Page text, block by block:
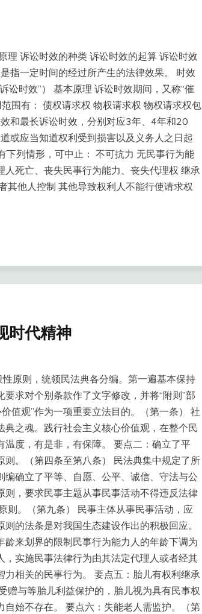
理 诉讼时效的种类 诉讼时效的起算 诉讼时效
指一定时间的经过所产生的法律效果。 时效
讼时效”） 基本原理 诉讼时效期间，又称“催
围有： 债权请求权 物权请求权 物权请求权包
和最长诉讼时效，分别对应3年、4年和20
或应当知道权利受到损害以及义务人之日起
列情形，可中止： 不可抗力 无民事行为能
死亡、丧失民事行为能力、丧失代理权 继承
其他人控制 其他导致权利人不能行使请求权
时代精神
原则，统领民法典各分编。第一遍基本保持
求对个别条款作了文字修改，并将“附则”部
值观”作为一项重要立法目的。（第一条） 社
之魂。践行社会主义核心价值观，在整个民
度，有是非，有保障。 要点二：确立了平
。（第四条至第八条） 民法典集中规定了所
确立了平等、自愿、公平、诚信、守法与公
，要求民事主题从事民事活动不得违反法律
则。（第九条） 民事主体从事民事活动，应
的法条是对我国生态建设作出的积极回应。
龄来划界的限制民事行为能力人的年龄下调为
实施民事法律行为由其法定代理人或者经其
相关的民事行为。 要点五：胎儿有权利继承
赠与等胎儿利益保护的，胎儿视为具有民事权
始不存在。 要点六：失能老人需监护。（第